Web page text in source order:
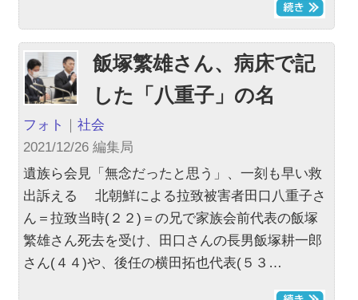
飯塚繁雄さん、病床で記
した「八重子」の名
フォト ｜社会
2021/12/26 編集局
遺族ら会見「無念だったと思う」、一刻も早い救
出訴える 北朝鮮による拉致被害者田口八重子さ
ん＝拉致当時(２２)＝の兄で家族会前代表の飯塚
繁雄さん死去を受け、田口さんの長男飯塚耕一郎
さん(４４)や、後任の横田拓也代表(５３…